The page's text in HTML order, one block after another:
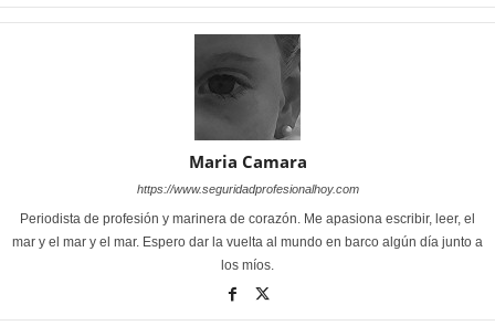
Maria Camara
https://www.seguridadprofesionalhoy.com
Periodista de profesión y marinera de corazón. Me apasiona escribir, leer, el
mar y el mar y el mar. Espero dar la vuelta al mundo en barco algún día junto a
los míos.